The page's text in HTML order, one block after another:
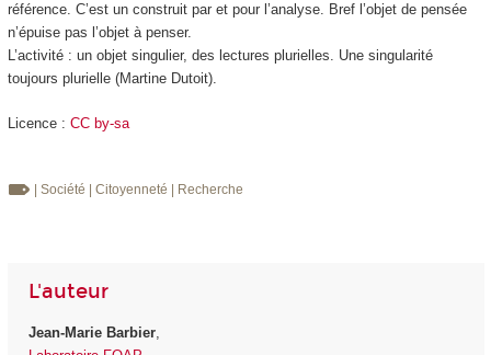
référence. C’est un construit par et pour l’analyse. Bref l’objet de pensée
n’épuise pas l’objet à penser.
L’activité : un objet singulier, des lectures plurielles. Une singularité
toujours plurielle (Martine Dutoit).
Licence : CC by-sa
| Société | Citoyenneté | Recherche
L'auteur
Jean-Marie Barbier,